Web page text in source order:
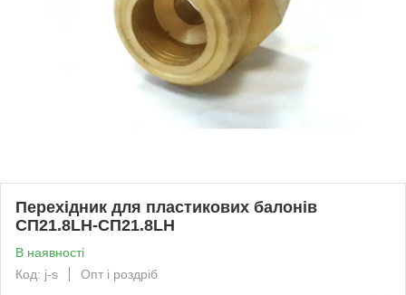
Перехідник для пластикових балонів
СП21.8LH-СП21.8LH
В наявності
Код: j-s
Опт і роздріб